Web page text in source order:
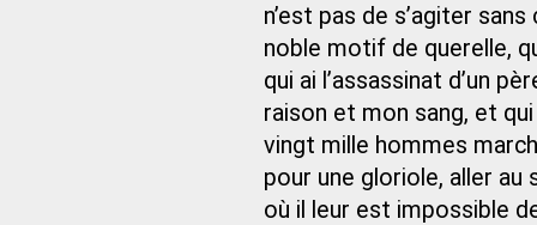
n’est pas de s’agiter
noble motif de querelle,
qui ai l’assassinat d’un
raison et mon sang, et
vingt mille hommes
pour une gloriole, aller
où il leur est impossible